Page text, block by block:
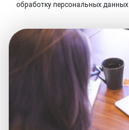
обработку персональных данных